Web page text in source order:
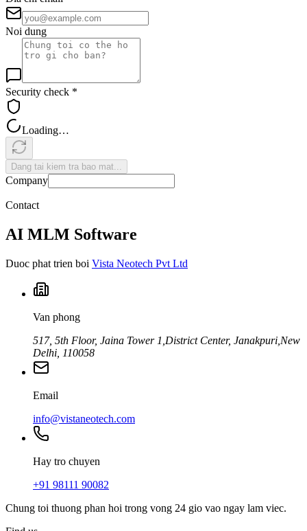
Noi dung
Security check *
Loading…
Dang tai kiem tra bao mat...
Company
Contact
AI MLM Software
Duoc phat trien boi Vista Neotech Pvt Ltd
Van phong
517, 5th Floor, Jaina Tower 1, District Center, Janakpuri, New
Delhi, 110058
Email
info@vistaneotech.com
Hay tro chuyen
+91 98111 90082
Chung toi thuong phan hoi trong vong 24 gio vao ngay lam viec.